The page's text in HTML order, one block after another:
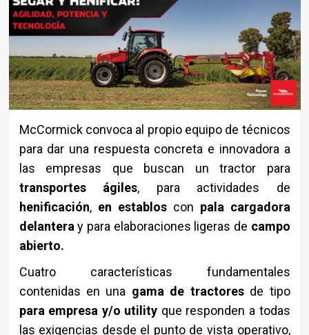
McCormick convoca al propio equipo de técnicos
para dar una respuesta concreta e innovadora a
las empresas que buscan un tractor para
transportes ágiles, para actividades de
henificación, en establoscon pala cargadora
delantera y para elaboraciones ligeras de campo
abierto.
Cuatro características fundamentales
contenidas en una gama de tractoresde tipo
para empresa y/o utility que responden a todas
las exigencias desde el punto de vista operativo,